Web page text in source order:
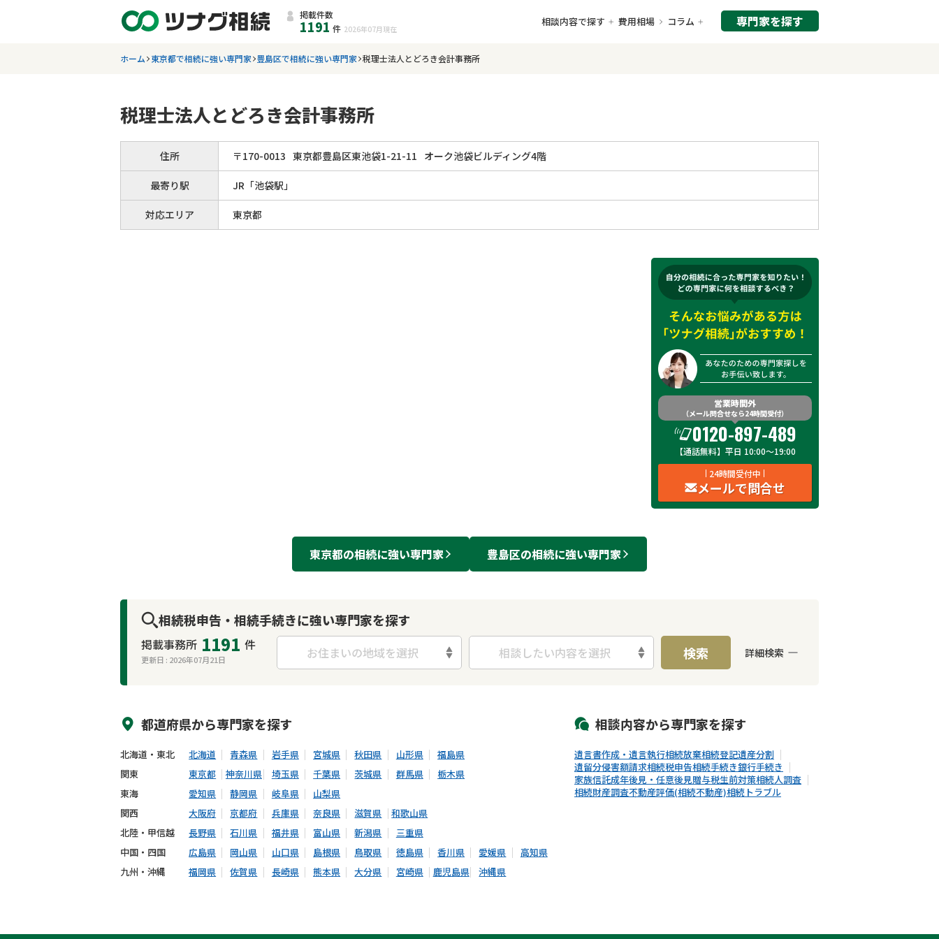
掲載件数
1191 件 2026年07月 現在
相談内容で探す 費用相場 コラム 専門家を探す
ホーム 東京都で相続に強い専門家 豊島区で相続に強い専門家 税理士法人とどろき会計事務所
税理士法人とどろき会計事務所
住所 〒170-0013 東京都豊島区東池袋1-21-11 オーク池袋ビルディング4階
最寄り駅 JR「池袋駅」
対応エリア 東京都
営業時間外
（メール問合せなら24時間受付）
0120-897-489
【通話無料】平日 10:00～19:00
24時間受付中
メールで問合せ
東京都の相続に強い専門家 豊島区の相続に強い専門家
相続税申告・相続手続きに強い専門家を探す
掲載事務所 1191 件
更新日 : 2026年07月21日 お住まいの地域を選択 相談したい内容を選択 検索 詳細検索
都道府県から専門家を探す
北海道・東北 北海道 青森県 岩手県 宮城県 秋田県 山形県
福島県
関東
東京都 神奈川県 埼玉県 千葉県 茨城県 群馬県
栃木県
東海
愛知県 静岡県 岐阜県
山梨県
関西
大阪府 京都府 兵庫県 奈良県 滋賀県
和歌山県
北陸・甲信越
長野県 石川県 福井県 富山県 新潟県
三重県
中国・四国
広島県 岡山県 山口県 島根県 鳥取県 徳島県 香川県 愛媛県
高知県
九州・沖縄
福岡県 佐賀県 長崎県 熊本県 大分県 宮崎県 鹿児島県 沖縄県
相談内容から専門家を探す
遺言書作成・遺言執行相続放棄相続登記遺産分割
遺留分侵害額請求相続税申告相続手続き銀行手続き
家族信託成年後見・任意後見贈与税生前対策相続人調査
相続財産調査不動産評価(相続不動産)相続トラブル